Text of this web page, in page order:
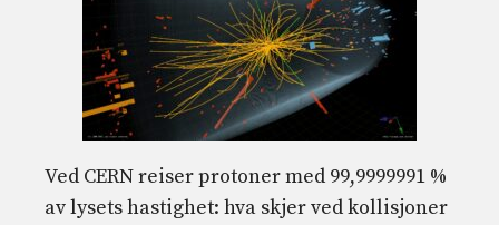
Ved CERN reiser protoner med 99,9999991 %
av lysets hastighet: hva skjer ved kollisjoner